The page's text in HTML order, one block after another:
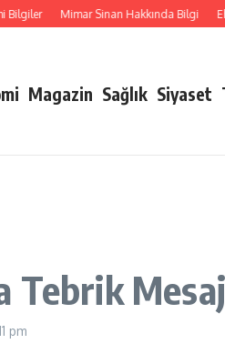
Mimar Sinan Hakkında Bilgi
Magazin Sağlık Siyaset
Tebrik
pm